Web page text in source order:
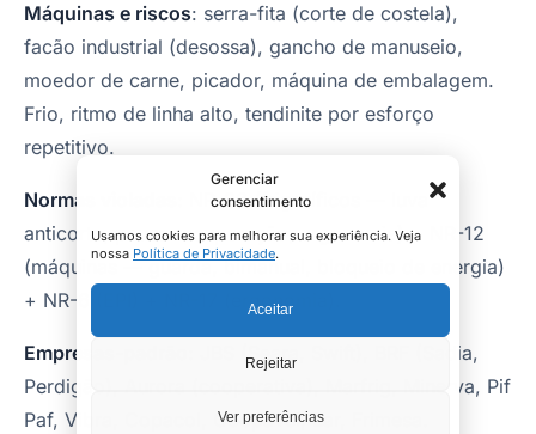
Gerenciar
consentimento
Usamos cookies para melhorar sua experiência. Veja
nossa Política de Privacidade.
Aceitar
Rejeitar
Ver preferências
Máquinas e riscos: serra-fita (corte de costela),
facão industrial (desossa), gancho de manuseio,
moedor de carne, picador, máquina de embalagem.
Frio, ritmo de linha alto, tendinite por esforço
repetitivo.
Normas violadas
: NR-36 (frigoríficos — luva
anticorte, pausa recuperação, ergonomia) + NR-12
(máquinas — guarda, bimanual, bloqueio de energia)
+ NR-6 (EPI) + NR-17 (ergonomia).
Empresas-padrão
: JBS (Seara, Swift), BRF (Sadia,
Perdigão), Aurora (cooperativa), Marfrig, Minerva, Pif
Paf, Vibra, Copacol, Coopavel, Lar, Frimesa.